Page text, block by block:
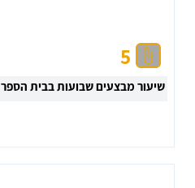
5
שיעור מבצעים שבועות בבית הספר